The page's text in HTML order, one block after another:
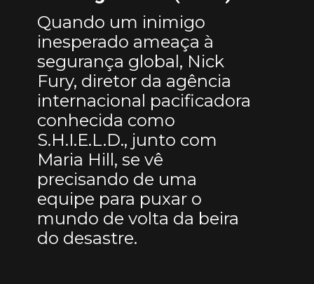
Quando um inimigo
inesperado ameaça à
segurança global, Nick
Fury, diretor da agência
internacional pacificadora
conhecida como
S.H.I.E.L.D., junto com
Maria Hill, se vê
precisando de uma
equipe para puxar o
mundo de volta da beira
do desastre.